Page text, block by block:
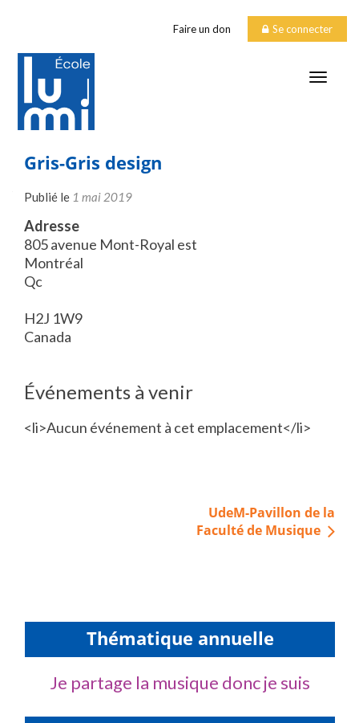
Faire un don Se connecter
Gris-Gris design
Publié le 1 mai 2019
Adresse
805 avenue Mont-Royal est
Montréal
Qc
H2J 1W9
Canada
Événements à venir
<li>Aucun événement à cet emplacement</li>
UdeM-Pavillon de la
Faculté de Musique
Thématique annuelle
Je partage la musique donc je suis